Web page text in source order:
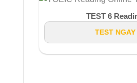
TEST 6
TEST NGAY